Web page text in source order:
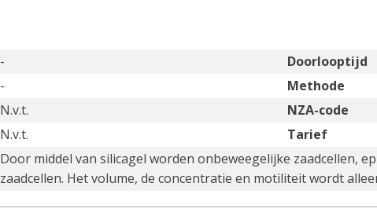
- Doorlooptijd
- Methode
N.v.t. NZA-code
N.v.t. Tarief
Door middel van silicagel worden onbeweegelijke zaadcellen,
zaadcellen. Het volume, de concentratie en motiliteit wordt